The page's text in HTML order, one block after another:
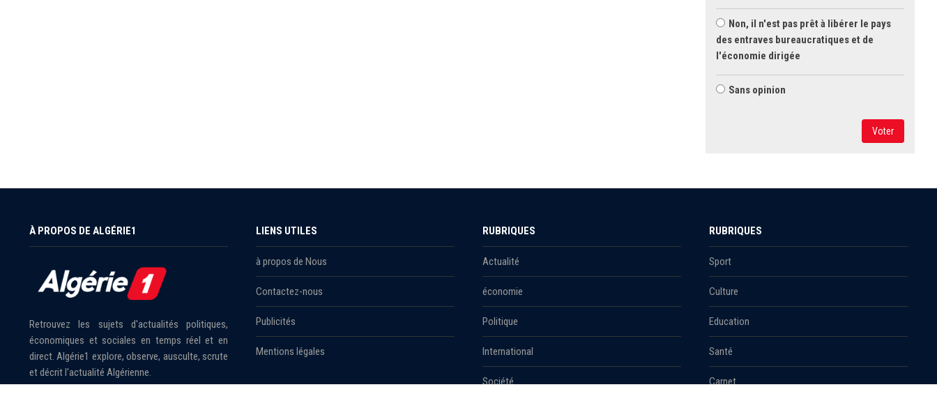
Non, il n'est pas prêt à libérer le pays
des entraves bureaucratiques et de
l'économie dirigée
Sans opinion
Voter
À PROPOS DE ALGÉRIE1
Retrouvez les sujets d'actualités politiques,
économiques et sociales en temps réel et en
direct. Algérie1 explore, observe, ausculte, scrute
et décrit l'actualité Algérienne.
LIENS UTILES
à propos de Nous
Contactez-nous
Publicités
Mentions légales
RUBRIQUES
Actualité
économie
Politique
International
Société
RUBRIQUES
Sport
Culture
Education
Santé
Carnet